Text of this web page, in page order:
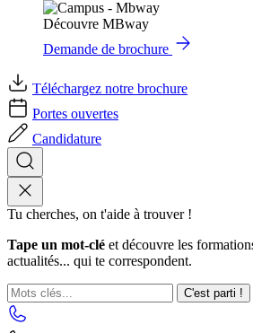
Découvre MBway
Demande de brochure
Téléchargez notre brochure
Portes ouvertes
Candidature
Tu cherches, on t'aide à trouver !
Tape un mot-clé et découvre les
actualités... qui te correspondent.
C'est parti !